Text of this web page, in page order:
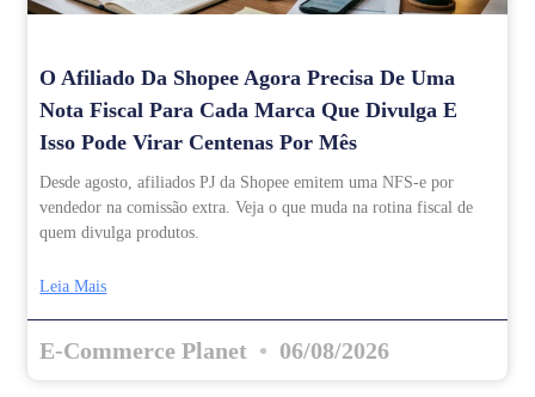
O Afiliado Da Shopee Agora Precisa De Uma
Nota Fiscal Para Cada Marca Que Divulga E
Isso Pode Virar Centenas Por Mês
Desde agosto, afiliados PJ da Shopee emitem uma NFS-e por
vendedor na comissão extra. Veja o que muda na rotina fiscal de
quem divulga produtos.
Leia Mais
E-Commerce Planet 06/08/2026